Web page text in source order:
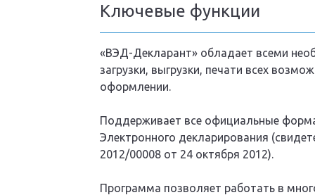
Ключевые функции
«ВЭД-Декларант» обладает всеми
загрузки, выгрузки, печати всех
оформлении.
Поддерживает все официальные
Электронного декларирования
2012/00008 от 24 октября 2012).
Программа позволяет работать в